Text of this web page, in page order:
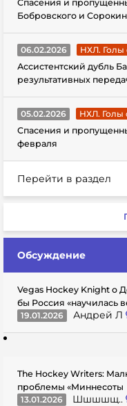
Спасения и
Бобровского и
06.02.2026
НХЛ. Голы
Ассистентский дубль
результативных
05.02.2026
НХЛ. Голы
Спасения и
февраля
Перейти в раздел
Обсуждение
Vegas Hockey Knight о
бы Россия «научилась
19.01.2026
Андрей Л
The Hockey Writers:
проблемы «Миннесоты
13.01.2026
Шшшшщ..